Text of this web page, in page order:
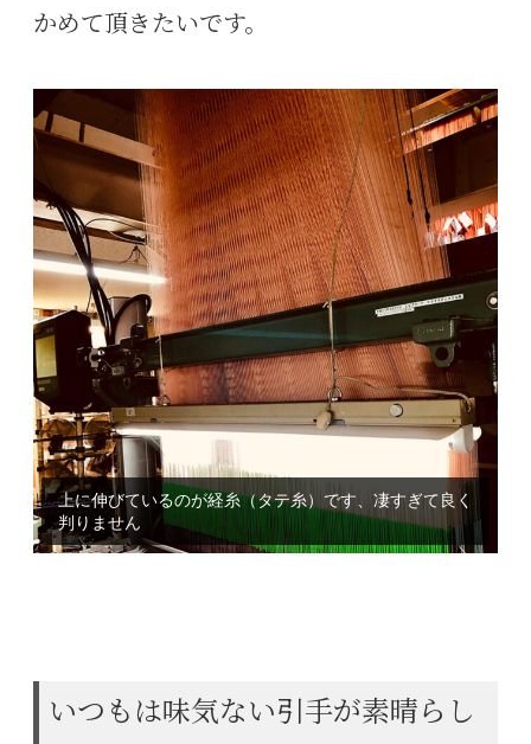
かめて頂きたいです。
上に伸びているのが経糸（タテ糸）です、凄すぎて良く
判りません
こちらは高速織機と呼ばれるものです、所謂電子ジャカ
ードで紋紙の代わりにデータで糸の操作を行います
いつもは味気ない引手が素晴らし